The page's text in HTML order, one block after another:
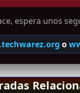
espera unos
o